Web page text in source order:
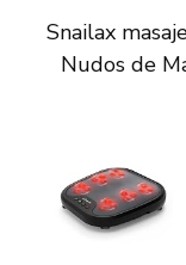
Snailax
Nudos de